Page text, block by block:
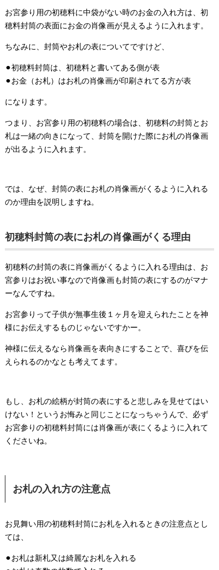
お宮参り用の初穂料に中袋がない時のお金の入れ方は、初
穂料封筒の表面にお金の肖像画が見えるように入れます。
ちなみに、封筒やお札の表についてですけど、
⚫︎初穂料封筒は、初穂料と書いてある側が表
⚫︎お金（お札）はお札の肖像画が印刷されてる方が表
になります。
つまり、お宮参り用の初穂料の場合は、初穂料の封筒とお
札は一緒の向きになって、封筒を開けた際にお札の肖像画
が出るように入れます。
では、なぜ、封筒の表にお札の肖像画がくるように入れる
のか理由を説明しますね。
初穂料封筒の表にお札の肖像画がくる理由
初穂料の封筒の表に肖像画がくるように入れる理由は、お
宮参りはお祝い事なので肖像画も封筒の表にするのがマナ
ーなんですね。
お宮参りって子供が無事生後１ヶ月を迎えられたことを神
様にお伝えするものじゃないですかー。
神様に伝えるなら肖像画を表向きにすることで、喜びを伝
えられるのかなとも考えてます。
もし、お札の絵柄が封筒の表にすると悲しみを見せてはい
けない！というお悔みと同じことになっちゃうんで、必ず
お宮参りの初穂料封筒には肖像画が表にくるように入れて
くださいね。
お札の入れ方の注意点
お見舞い用の初穂料封筒にお札を入れるときの注意点とし
ては、
⚫︎お札は新札又は綺麗なお札を入れる